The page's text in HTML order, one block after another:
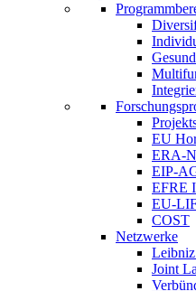
EU
ERA-
EIP-
EFRE
EU-
COST
Netzwerke
Joint